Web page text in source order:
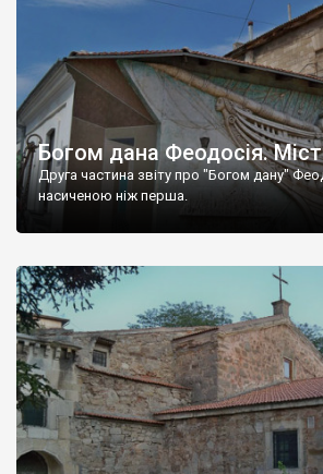
Богом дана Феодосія.
Друга частина звіту про "Богом дану"
насиченою ніж перша.